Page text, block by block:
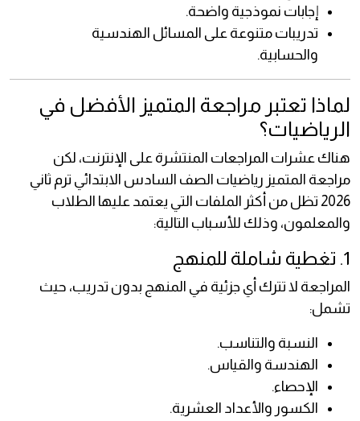
إجابات نموذجية واضحة.
تدريبات متنوعة على المسائل الهندسية
والحسابية.
لماذا تعتبر مراجعة المتميز الأفضل في
الرياضيات؟
هناك عشرات المراجعات المنتشرة على الإنترنت، لكن
مراجعة المتميز رياضيات الصف السادس الابتدائي ترم ثاني
2026 تظل من أكثر الملفات التي يعتمد عليها الطلاب
والمعلمون، وذلك للأسباب التالية:
1. تغطية شاملة للمنهج
المراجعة لا تترك أي جزئية في المنهج بدون تدريب، حيث
تشمل:
النسبة والتناسب.
الهندسة والقياس.
الإحصاء.
الكسور والأعداد العشرية.